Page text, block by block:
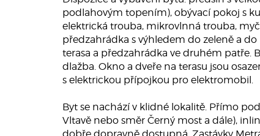
podlahovým topením), obývací pokoj s
elektrická trouba, mikrovlnná trouba,
předzahrádka s výhledem do zeleně a
terasa a předzahrádka ve druhém patře.
dlažba. Okno a dveře na terasu jsou
s elektrickou přípojkou pro elektromobil.
Byt se nachází v klidné lokalitě. Přímo
Vltavě nebo směr Černý most a dále),